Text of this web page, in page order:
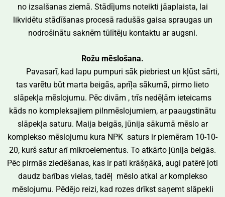
no izsalšanas ziemā. Stādījums noteikti jāaplaista, lai
likvidētu stādīšanas procesā radušās gaisa spraugas un
nodrošinātu saknēm tūlītēju kontaktu ar augsni.
Rožu mēslošana.
Pavasarī, kad lapu pumpuri sāk piebriest un kļūst sārti,
tas varētu būt marta beigās, aprīļa sākumā, pirmo lieto
slāpekļa mēslojumu. Pēc divām , trīs nedēļām ieteicams
kāds no kompleksajiem pilnmēslojumiem, ar paaugstinātu
slāpekļa saturu. Maija beigās, jūnija sākumā mēslo ar
komplekso mēslojumu kura NPK saturs ir piemēram 10-10-
20, kurš satur arī mikroelementus. To atkārto jūnija beigās.
Pēc pirmās ziedēšanas, kas ir pati krāšņākā, augi patērē ļoti
daudz barības vielas, tadēļ mēslo atkal ar komplekso
mēslojumu. Pēdējo reizi, kad rozes drīkst saņemt slāpekli